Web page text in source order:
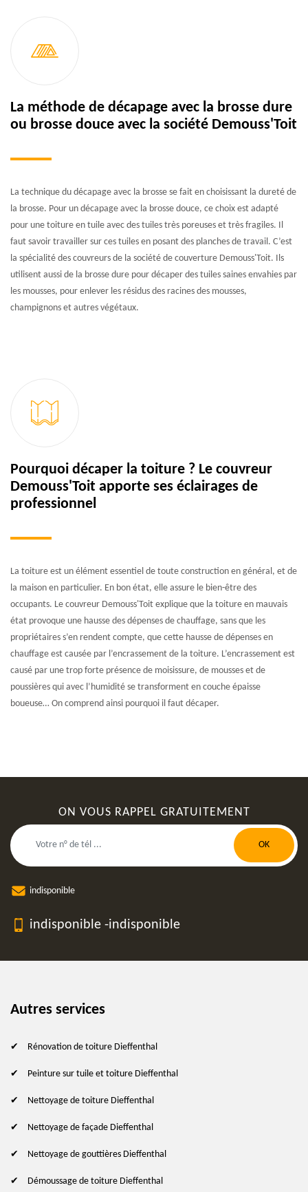
La méthode de décapage avec la brosse dure
ou brosse douce avec la société Demouss'Toit
La technique du décapage avec la brosse se fait en choisissant la dureté de
la brosse. Pour un décapage avec la brosse douce, ce choix est adapté
pour une toiture en tuile avec des tuiles très poreuses et très fragiles. Il
faut savoir travailler sur ces tuiles en posant des planches de travail. C’est
la spécialité des couvreurs de la société de couverture Demouss'Toit. Ils
utilisent aussi de la brosse dure pour décaper des tuiles saines envahies par
les mousses, pour enlever les résidus des racines des mousses,
champignons et autres végétaux.
Pourquoi décaper la toiture ? Le couvreur
Demouss'Toit apporte ses éclairages de
professionnel
La toiture est un élément essentiel de toute construction en général, et de
la maison en particulier. En bon état, elle assure le bien-être des
occupants. Le couvreur Demouss'Toit explique que la toiture en mauvais
état provoque une hausse des dépenses de chauffage, sans que les
propriétaires s’en rendent compte, que cette hausse de dépenses en
chauffage est causée par l’encrassement de la toiture. L’encrassement est
causé par une trop forte présence de moisissure, de mousses et de
poussières qui avec l’humidité se transforment en couche épaisse
boueuse… On comprend ainsi pourquoi il faut décaper.
ON VOUS RAPPEL GRATUITEMENT
indisponible
indisponible -indisponible
Autres services
Rénovation de toiture Dieffenthal
Peinture sur tuile et toiture Dieffenthal
Nettoyage de toiture Dieffenthal
Nettoyage de façade Dieffenthal
Nettoyage de gouttières Dieffenthal
Démoussage de toiture Dieffenthal